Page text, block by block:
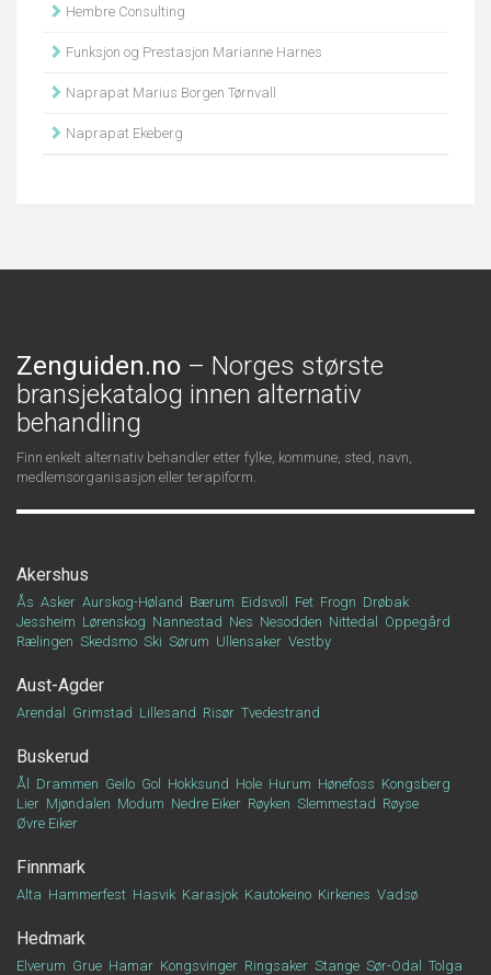
Hembre Consulting
Funksjon og Prestasjon Marianne Harnes
Naprapat Marius Borgen Tørnvall
Naprapat Ekeberg
Zenguiden.no – Norges største
bransjekatalog innen alternativ
behandling
Finn enkelt alternativ behandler etter fylke, kommune, sted, navn,
medlemsorganisasjon eller terapiform.
Akershus
Ås Asker Aurskog-Høland Bærum Eidsvoll Fet Frogn Drøbak
Jessheim Lørenskog Nannestad Nes Nesodden Nittedal
Oppegård
Rælingen Skedsmo Ski Sørum Ullensaker Vestby
Aust-Agder
Arendal Grimstad Lillesand Risør Tvedestrand
Buskerud
Ål Drammen Geilo Gol Hokksund Hole Hurum Hønefoss Kongsberg
Lier Mjøndalen Modum Nedre Eiker Røyken Slemmestad Røyse
Øvre Eiker
Finnmark
Alta Hammerfest Hasvik Karasjok Kautokeino Kirkenes Vadsø
Hedmark
Elverum Grue Hamar Kongsvinger Ringsaker Stange Sør-Odal
Tolga